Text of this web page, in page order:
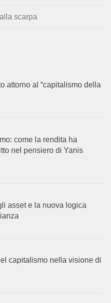
scarpa
attorno al “capitalismo della
come la rendita ha
nel pensiero di Yanis
asset e la nuova logica
capitalismo nella visione di